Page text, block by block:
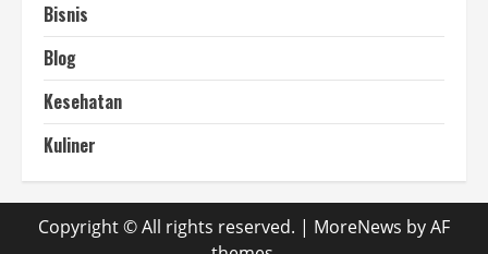
Bisnis
Blog
Kesehatan
Kuliner
Copyright © All rights reserved. | MoreNews by AF